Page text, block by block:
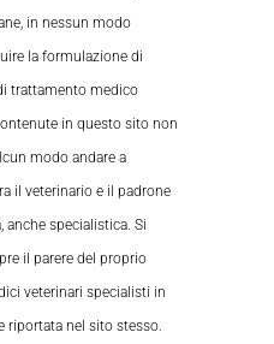
in nessun modo
la formulazione di
trattamento medico
in questo sito non
modo andare a
il veterinario e il padrone
anche specialistica. Si
il parere del proprio
veterinari specialisti in
riportata nel sito stesso.